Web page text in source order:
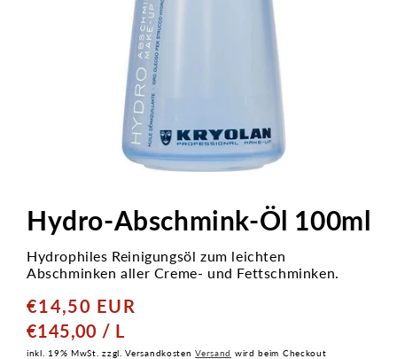
Modal
öffnenHydro-Abschmink-Öl 100ml
Hydrophiles Reinigungsöl zum leichten
Abschminken aller Creme- und Fettschminken.
Normaler
Preis
€14,50 EUR
GRUNDPREIS
€145,00 / PRO
L
inkl. 19% MwSt. zzgl. VersandkostenVersand wird beim Checkout